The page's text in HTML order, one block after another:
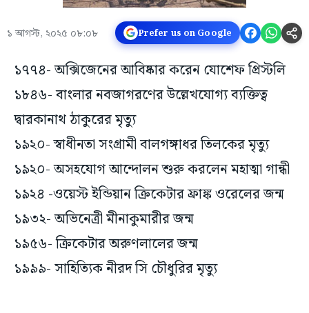
১ আগস্ট, ২০২৫ ০৮:০৮ Prefer us on Google
১৭৭৪- অক্সিজেনের আবিষ্কার করেন যোশেফ প্রিস্টলি
১৮৪৬- বাংলার নবজাগরণের উল্লেখযোগ্য ব্যক্তিত্ব
দ্বারকানাথ ঠাকুরের মৃত্যু
১৯২০- স্বাধীনতা সংগ্রামী বালগঙ্গাধর তিলকের মৃত্যু
১৯২০- অসহযোগ আন্দোলন শুরু করলেন মহাত্মা গান্ধী
১৯২৪ -ওয়েস্ট ইন্ডিয়ান ক্রিকেটার ফ্রাঙ্ক ওরেলের জন্ম
১৯৩২- অভিনেত্রী মীনাকুমারীর জন্ম
১৯৫৬- ক্রিকেটার অরুণলালের জন্ম
১৯৯৯- সাহিত্যিক নীরদ সি চৌধুরির মৃত্যু